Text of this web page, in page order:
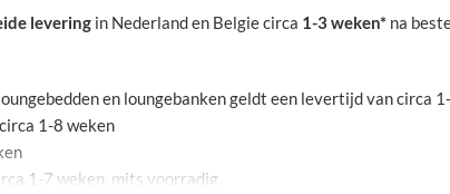
levering in Nederland en Belgie circa 1-3 weken* na
en loungebanken geldt een levertijd van circa
1-8 weken
1-7 weken, mits voorradig